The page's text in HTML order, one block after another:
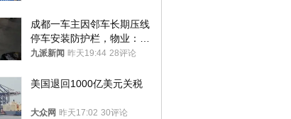
成都一车主因邻车长期压线
停车安装防护栏，物业：不
建议装护栏，也会影响自身
九派新闻 昨天19:44 28评论
美国退回1000亿美元关税
大众网 昨天17:02 30评论